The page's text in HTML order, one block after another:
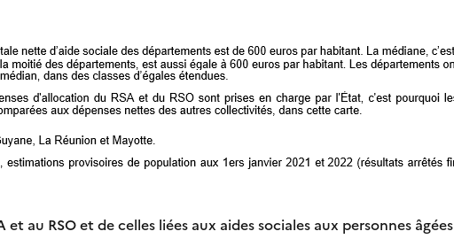
et au RSO et de celles liées aux aides sociales aux personnes âgées